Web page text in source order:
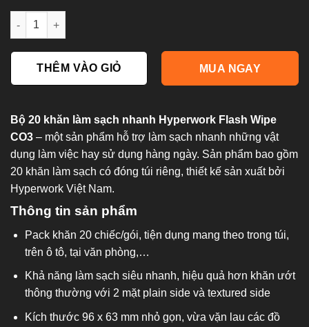
Bộ 20 khăn làm sạch nhanh Hyperwork Flash Wipe CO3 số
THÊM VÀO GIỎ MUA NGAY
Bộ 20 khăn làm sạch nhanh Hyperwork Flash Wipe
CO3 – một sản phẩm hỗ trợ làm sạch nhanh những vật
dụng làm việc hay sử dụng hàng ngày. Sản phẩm bao gồm
20 khăn làm sạch có đóng túi riêng, thiết kế sản xuất bởi
Hyperwork Việt Nam.
Thông tin sản phẩm
Pack khăn 20 chiếc/gói, tiện dụng mang theo trong túi,
trên ô tô, tại văn phòng,…
Khả năng làm sạch siêu nhanh, hiệu quả hơn khăn ướt
thông thường với 2 mặt plain side và textured side
Kích thước 96 x 63 mm nhỏ gọn, vừa vặn lau các đồ